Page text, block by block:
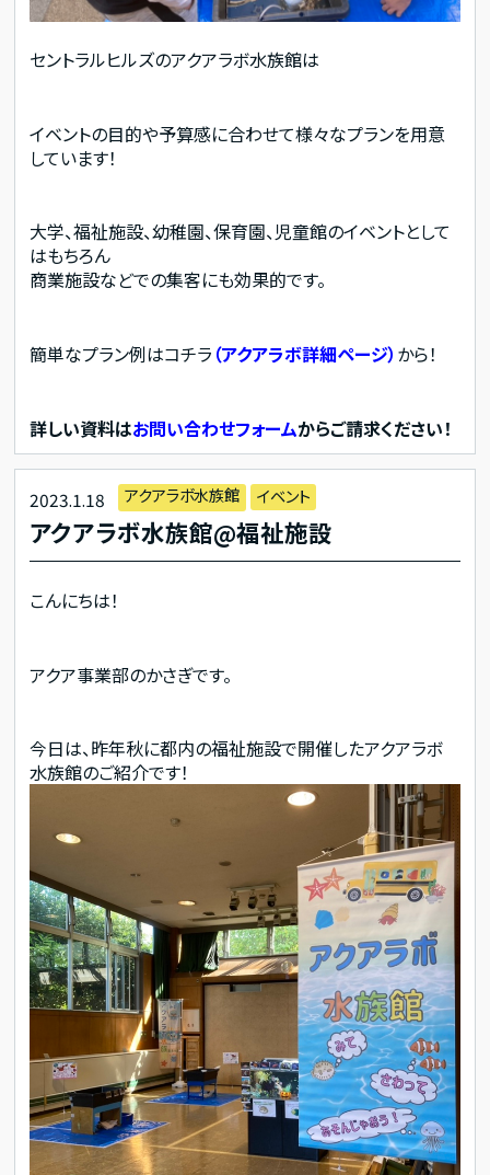
セントラルヒルズのアクアラボ水族館は
イベントの目的や予算感に合わせて様々なプランを用意
しています！
大学、福祉施設、幼稚園、保育園、児童館のイベントとして
はもちろん
商業施設などでの集客にも効果的です。
簡単なプラン例はコチラ （アクアラボ詳細ページ） から！
詳しい資料はお問い合わせフォームからご請求ください！
2023.1.18 アクアラボ水族館 イベント
アクアラボ水族館@福祉施設
こんにちは！
アクア事業部のかさぎです。
今日は、昨年秋に都内の福祉施設で開催したアクアラボ
水族館のご紹介です！